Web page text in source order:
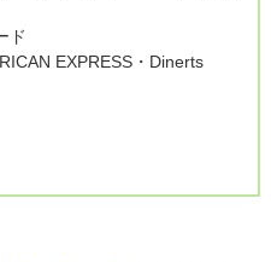
ド
EXPRESS・Dinerts